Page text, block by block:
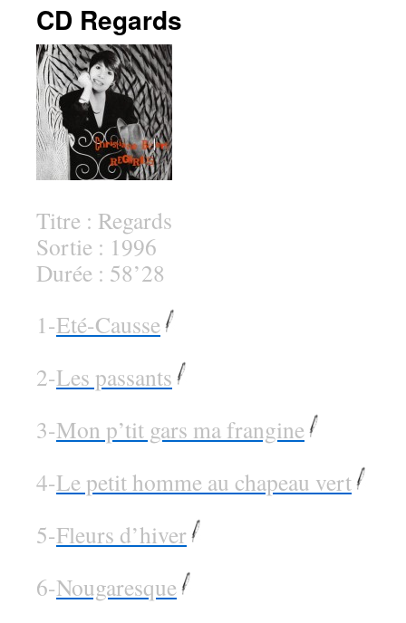
CD Regards
Titre : Regards
Sortie : 1996
Durée : 58’28
1-Eté-Causse
2-Les passants
3-Mon p’tit gars ma frangine
4-Le petit homme au chapeau vert
5-Fleurs d’hiver
6-Nougaresque